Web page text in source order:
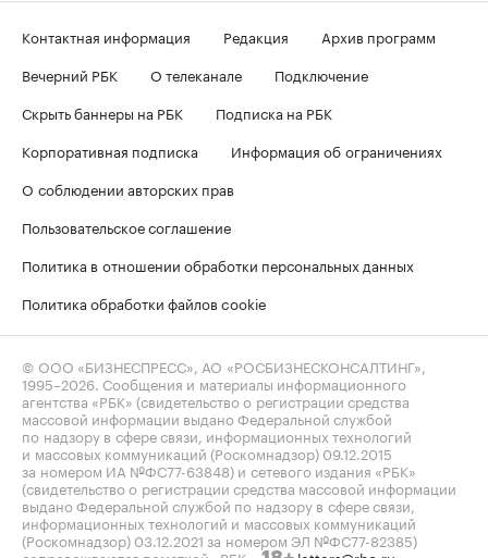
Контактная информация Редакция
Архив программ
Вечерний РБК
О телеканале
Подключение
Скрыть баннеры на РБК
Подписка на РБК
Корпоративная подписка
Информация об ограничениях
О соблюдении авторских прав
Пользовательское соглашение
Политика в отношении обработки персональных данных
Политика обработки файлов cookie
© ООО «БИЗНЕСПРЕСС», АО «РОСБИЗНЕСКОНСАЛТИНГ»,
1995–2026 . Сообщения и материалы информационного
агентства «РБК» (свидетельство о регистрации средства
массовой информации выдано Федеральной службой
по надзору в сфере связи, информационных технологий
и массовых коммуникаций (Роскомнадзор) 09.12.2015
за номером ИА №ФС77-63848) и сетевого издания «РБК»
(свидетельство о регистрации средства массовой информации
выдано Федеральной службой по надзору в сфере связи,
информационных технологий и массовых коммуникаций
(Роскомнадзор) 03.12.2021 за номером ЭЛ №ФС77-82385)